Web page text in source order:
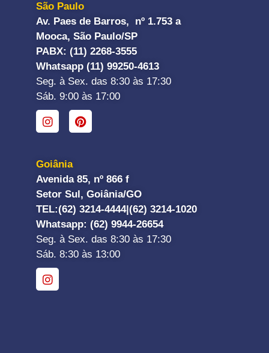
São Paulo
Av. Paes de Barros, nº 1.753 a
Mooca, São Paulo/SP
PABX: (11) 2268-3555
Whatsapp (11) 99250-4613
Seg. à Sex. das 8:30 às 17:30
Sáb. 9:00 às 17:00
Goiânia
Avenida 85, nº 866 f
Setor Sul, Goiânia/GO
TEL:(62) 3214-4444|(62) 3214-1020
Whatsapp: (62) 9944-26654
Seg. à Sex. das 8:30 às 17:30
Sáb. 8:30 às 13:00